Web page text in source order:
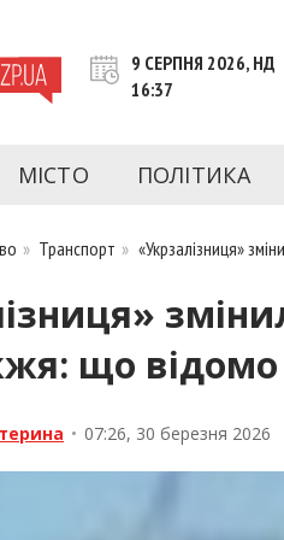
– це інформаційний
області на день.
9 СЕРПНЯ 2026, НД
16:37
МІСТО ПОЛІТИКА
» Транспорт » «Укрзалізниця»
що відомо
• 07:26, 30 березня 2026